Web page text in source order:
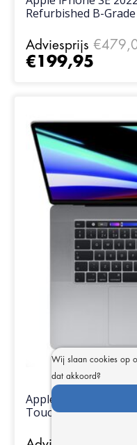
Refurbished B-
Adviesprijs
€199,95
Apple Refurbished
Touch Bar – 512GB
Wij slaan cookies op
dat akkoord?